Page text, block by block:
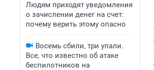
Людям приходят уведомления
о зачислении денег на счет:
почему верить этому опасно
Восемь сбили, три упали.
Все, что известно об атаке
беспилотников на